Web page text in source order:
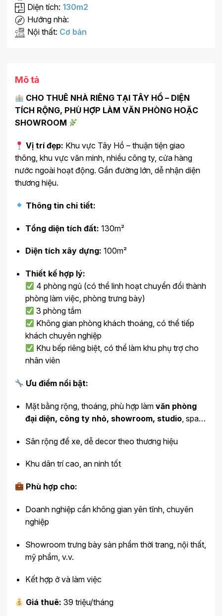
Diện tích: 130m2
Hướng nhà:
Nội thất: Cơ bản
Mô tả
CHO THUÊ NHÀ RIÊNG TẠI TÂY HỒ – DIỆN
TÍCH RỘNG, PHÙ HỢP LÀM VĂN PHÒNG HOẶC
SHOWROOM
Vị trí đẹp: Khu vực Tây Hồ – thuận tiện giao
thông, khu vực văn minh, nhiều công ty, cửa hàng
nước ngoài hoạt động. Gần đường lớn, dễ nhận diện
thương hiệu.
Thông tin chi tiết:
Tổng diện tích đất: 130m²
Diện tích xây dựng: 100m²
Thiết kế hợp lý:
4 phòng ngủ (có thể linh hoạt chuyển đổi thành
phòng làm việc, phòng trưng bày)
3 phòng tắm
Không gian phòng khách thoáng, có thể tiếp
khách chuyên nghiệp
Khu bếp riêng biệt, có thể làm khu phụ trợ cho
nhân viên
Ưu điểm nổi bật:
Mặt bằng rộng, thoáng, phù hợp làm văn phòng
đại diện, công ty nhỏ, showroom, studio, spa…
Sân rộng để xe, dễ decor theo thương hiệu
Khu dân trí cao, an ninh tốt
Phù hợp cho:
Doanh nghiệp cần không gian yên tĩnh, chuyên
nghiệp
Showroom trưng bày sản phẩm thời trang, nội thất,
mỹ phẩm, v.v.
Kết hợp ở và làm việc
Giá thuê: 39 triệu/tháng